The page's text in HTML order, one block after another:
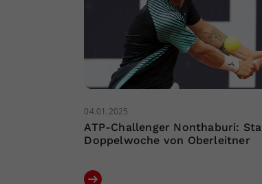
04.01.2025
ATP-Challenger Nonthaburi:
Doppelwoche von Oberleitner